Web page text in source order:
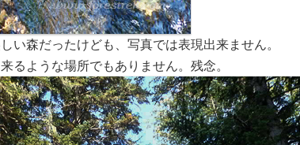
い森だったけども、写真では表現出来ません。
るような場所でもありません。残念。